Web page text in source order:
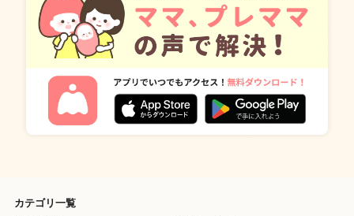
カテゴリ一覧